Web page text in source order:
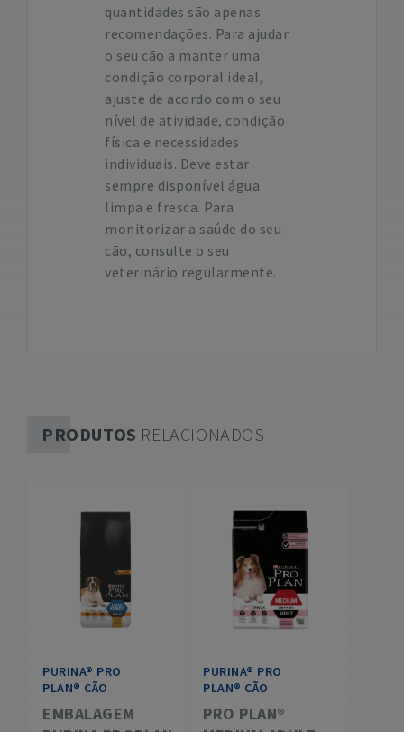
quantidades são apenas
recomendações. Para ajudar
o seu cão a manter uma
condição corporal ideal,
ajuste de acordo com o seu
nível de atividade, condição
física e necessidades
individuais. Deve estar
sempre disponível água
limpa e fresca. Para
monitorizar a saúde do seu
cão, consulte o seu
veterinário regularmente.
PRODUTOS RELACIONADOS
PURINA® PRO
PLAN® CÃO
EMBALAGEM
PURINA® PRO
PLAN® CÃO
PRO PLAN®